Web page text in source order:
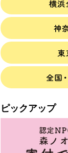
ピックアップ